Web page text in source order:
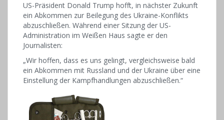
US-Präsident Donald Trump hofft, in nächster Zukunft
ein Abkommen zur Beilegung des Ukraine-Konflikts
abzuschließen. Während einer Sitzung der US-
Administration im Weißen Haus sagte er den
Journalisten:
„Wir hoffen, dass es uns gelingt, vergleichsweise bald
ein Abkommen mit Russland und der Ukraine über eine
Einstellung der Kampfhandlungen abzuschließen.“